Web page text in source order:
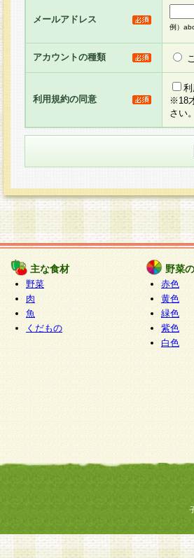
し、その結果を当社が集
るものです。なお、本サ
員に対して本サービスの依
た全ての会員に対して本サ
りま す。
3.当社は、会員の事前の承
方 法・手段にて、本規約
きるものとします。改定後
に掲示したときに、その
てその効力を生じるものと
4.本規約は、会員登録希望
の当社による会員登録の
たものとみなされ、会員に
5.当社がお聞きする個人情
で提 供いただいたものと
自らの個人情報の提供を希
をお預かりいたしません
商品やサービス等をご利用
了承ください。
6.当社は、お客様から当社
加・ 利用停止等を求めら
て確認できた場合に限り、
いただきます。なお、開示
ります。
1.会員とは、本規約等を
了し、当社が承認した者、
が以下に該当する場合は会
メールアドレス
例）
アカウントの種類
利用規約の同意
※18
さい。
主な食材
野菜
肉
魚
くだもの
野菜
赤色
黄色
緑色
紫色
白色